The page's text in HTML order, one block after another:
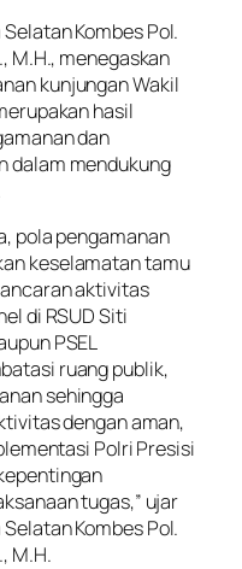
Kombes Pol.
M.H., menegaskan
kunjungan Wakil
hasil
dan
dalam mendukung
pola pengamanan
keselamatan tamu
aktivitas
di RSUD Siti
PSEL
ruang publik,
sehingga
dengan aman,
Polri Presisi
tugas,” ujar
Kombes Pol.
M.H.